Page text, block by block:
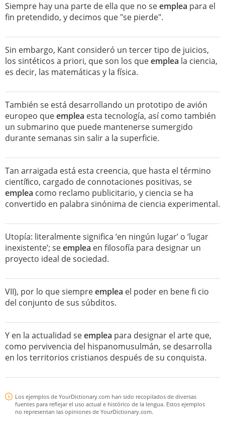
Siempre hay una parte de ella que no seemplea para el
fin pretendido, y decimos que "se pierde".
Sin embargo, Kant consideró un tercer tipo de juicios,
los sintéticos a priori, que son los queemplea la ciencia,
es decir, las matemáticas y la física.
También se está desarrollando un prototipo de avión
europeo queemplea esta tecnología, así como también
un submarino que puede mantenerse sumergido
durante semanas sin salir a la superficie.
Tan arraigada está esta creencia, que hasta el término
cientíﬁco, cargado de connotaciones positivas, se
emplea como reclamo publicitario, y ciencia se ha
convertido en palabra sinónima de ciencia experimental.
Utopía: literalmente significa ‘en ningún lugar’ o ‘lugar
inexistente’; seemplea en filosofía para designar un
proyecto ideal de sociedad.
VII), por lo que siempreemplea el poder en bene fi cio
del conjunto de sus súbditos.
Y en la actualidad seemplea para designar el arte que,
como pervivencia del hispanomusulmán, se desarrolla
en los territorios cristianos después de su conquista.
Los ejemplos de YourDictionary.com han sido recopilados de diversas
fuentes para reflejar el uso actual e histórico de la lengua. Estos ejemplos
no representan las opiniones de YourDictionary.com.